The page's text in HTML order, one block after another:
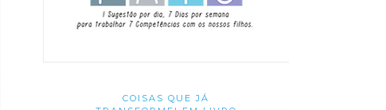
COISAS QUE JÁ